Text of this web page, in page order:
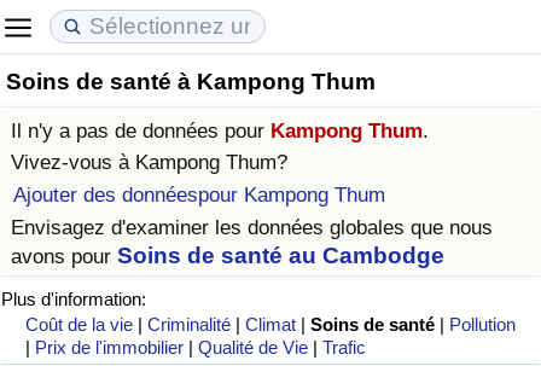
Soins de santé à Kampong Thum
Il n'y a pas de données pour Kampong Thum.
Vivez-vous à Kampong Thum?
Ajouter des donnéespour Kampong Thum
Envisagez d'examiner les données globales que nous
avons pour Soins de santé au Cambodge
Plus d'information:
Coût de la vie |Criminalité |Climat |Soins de santé | Pollution
| Prix de l'immobilier |Qualité de Vie |Trafic
Coût de la vie
Indice du Coût de la Vie (Actuel)
Indice du Coût de la Vie
Indice du coût de la vie par pays
à Akaba
Prix de l'immobilier
Indice des Prix de l'immobilier (Actuel)
Indice des Prix de l'immobilier
Indice des Prix de l'immobilier par Pays
Qualité de Vie
Indice de Qualité de Vie
Indice de Qualité de Vie (Actuel)
Indice de qualité de vie par pays
Criminalité